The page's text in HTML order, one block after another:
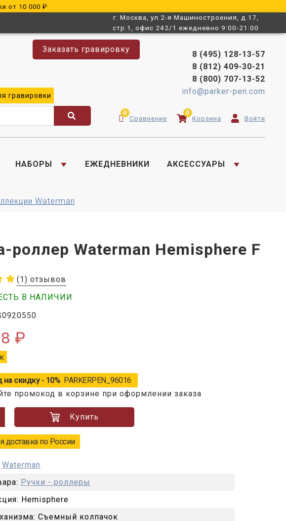
от 10 000 ₽
г. Москва, ул.2-я Машиностроения, д.17,
стр.1, офис 242/1 ежедневно 9:00-21:00
Заказать гравировку
гравировки
8 (495) 128-13-57
8 (812) 409-30-21
8 (800) 707-13-52
info@parker-pen.com
0
Сравнение
0
Корзина Войти
НАБОРЫ ЕЖЕДНЕВНИКИ АКСЕССУАРЫ
Waterman
роллер Waterman Hemisphere F
(1) отзывов
В НАЛИЧИИ
₽
скидку - 10% PARKERPEN_96016
промокод в корзине при оформлении заказа
Купить
доставка по России
Waterman
Ручки - роллеры
Hemisphere
Съемный колпачок